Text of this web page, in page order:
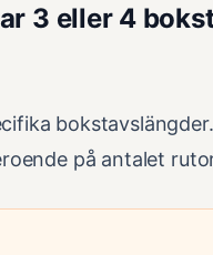
3 eller 4
på antalet